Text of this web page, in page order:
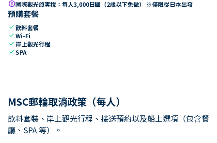
paid國際觀光旅客稅：每人3,000日圓（2歲以下免徵） ※僅限從日本出發
預購套餐
check飲料套餐
checkWi-Fi
check 岸上觀光行程
checkSPA
MSC郵輪取消政策（每人）
飲料套裝、岸上觀光行程、接送預約以及船上選項（包含餐
廳、SPA 等）。